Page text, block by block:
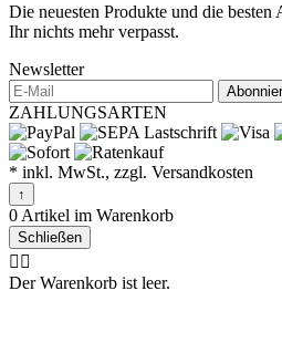
Die neuesten Produkte und die
Ihr nichts mehr verpasst.
Newsletter
ZAHLUNGSARTEN
* inkl. MwSt., zzgl. Versandkosten
↑
0 Artikel im Warenkorb
Schließen
🤷‍♂️
Der Warenkorb ist leer.